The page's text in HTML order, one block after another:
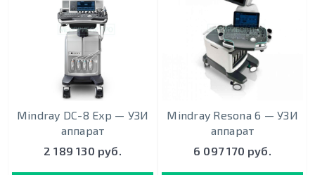
Mindray DC-8 Exp — УЗИ
аппарат
2 189 130 руб.
Mindray Resona 6 — УЗИ
аппарат
6 097 170 руб.